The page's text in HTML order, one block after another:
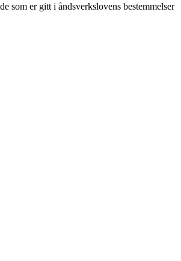
som er gitt i åndsverkslovens bestemmelser